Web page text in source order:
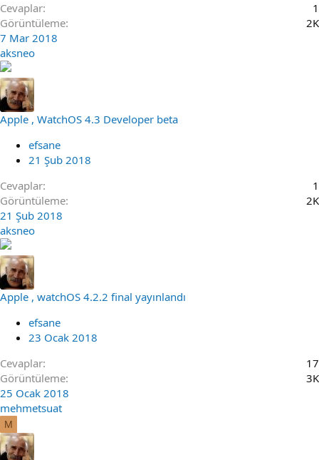
Cevaplar
1
Görüntüleme
2K
7 Mar 2018
aksneo
Apple , WatchOS 4.3 Developer beta
efsane
21 Şub 2018
Cevaplar
1
Görüntüleme
2K
21 Şub 2018
aksneo
Apple , watchOS 4.2.2 final yayınlandı
efsane
23 Ocak 2018
Cevaplar
17
Görüntüleme
3K
25 Ocak 2018
mehmetsuat
M